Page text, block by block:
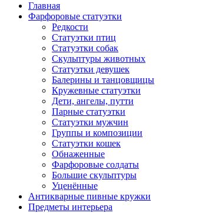
Главная
Фарфоровые статуэтки
Редкости
Cтатуэтки птиц
Cтатуэтки собак
Скульптуры животных
Статуэтки девушек
Балерины и танцовщицы
Кружевные статуэтки
Дети, ангелы, путти
Парные статуэтки
Статуэтки мужчин
Группы и композиции
Статуэтки кошек
Обнаженные
Фарфоровые солдаты
Большие скульптуры
Уценённые
Антикварные пивные кружки
Предметы интерьера